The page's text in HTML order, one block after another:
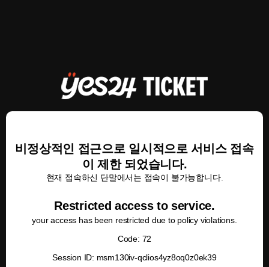
비정상적인 접근으로 일시적으로 서비스 접속
이 제한 되었습니다.
현재 접속하신 단말에서는 접속이 불가능합니다.
Restricted access to service.
your access has been restricted due to policy violations.
Code: 72
Session ID: msm130iv-qclios4yz8oq0z0ek39